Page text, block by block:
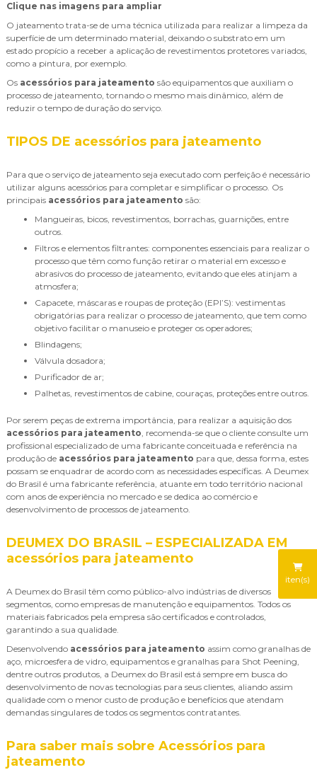
iten(s)
Clique nas imagens para ampliar
O jateamento trata-se de uma técnica utilizada para realizar a limpeza da
superfície de um determinado material, deixando o substrato em um
estado propício a receber a aplicação de revestimentos protetores variados,
como a pintura, por exemplo.
Os acessórios para jateamento são equipamentos que auxiliam o
processo de jateamento, tornando o mesmo mais dinâmico, além de
reduzir o tempo de duração do serviço.
TIPOS DE acessórios para jateamento
Para que o serviço de jateamento seja executado com perfeição é necessário
utilizar alguns acessórios para completar e simplificar o processo. Os
principais acessórios para jateamento são:
Mangueiras, bicos, revestimentos, borrachas, guarnições, entre
outros.
Filtros e elementos filtrantes: componentes essenciais para realizar o
processo que têm como função retirar o material em excesso e
abrasivos do processo de jateamento, evitando que eles atinjam a
atmosfera;
Capacete, máscaras e roupas de proteção (EPI’S): vestimentas
obrigatórias para realizar o processo de jateamento, que tem como
objetivo facilitar o manuseio e proteger os operadores;
Blindagens;
Válvula dosadora;
Purificador de ar;
Palhetas, revestimentos de cabine, couraças, proteções entre outros.
Por serem peças de extrema importância, para realizar a aquisição dos
acessórios para jateamento, recomenda-se que o cliente consulte um
profissional especializado de uma fabricante conceituada e referência na
produção de acessórios para jateamento para que, dessa forma, estes
possam se enquadrar de acordo com as necessidades específicas. A Deumex
do Brasil é uma fabricante referência, atuante em todo território nacional
com anos de experiência no mercado e se dedica ao comércio e
desenvolvimento de processos de jateamento.
DEUMEX DO BRASIL – ESPECIALIZADA EM
acessórios para jateamento
A Deumex do Brasil têm como público-alvo indústrias de diversos
segmentos, como empresas de manutenção e equipamentos. Todos os
materiais fabricados pela empresa são certificados e controlados,
garantindo a sua qualidade.
Desenvolvendo acessórios para jateamento assim como granalhas de
aço, microesfera de vidro, equipamentos e granalhas para Shot Peening,
dentre outros produtos, a Deumex do Brasil está sempre em busca do
desenvolvimento de novas tecnologias para seus clientes, aliando assim
qualidade com o menor custo de produção e benefícios que atendam
demandas singulares de todos os segmentos contratantes.
Para saber mais sobre Acessórios para
jateamento